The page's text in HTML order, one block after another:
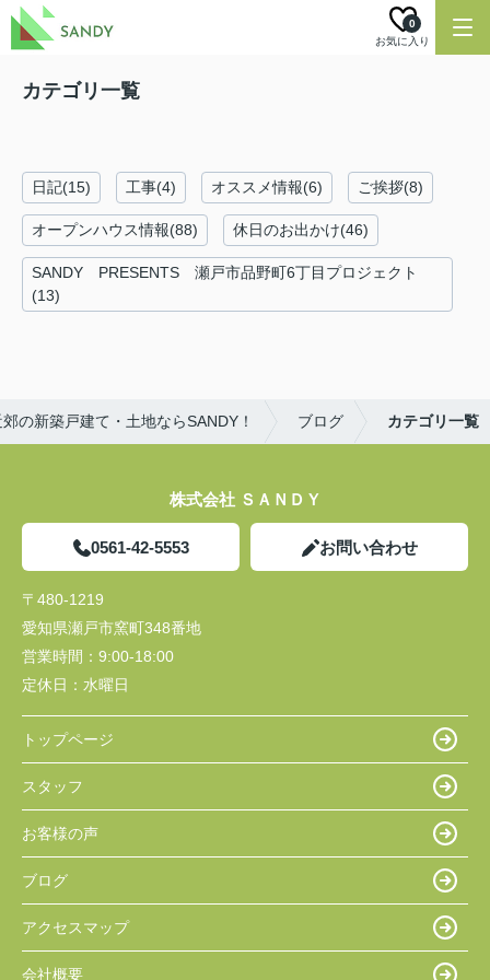
お気に入り
0
カテゴリ一覧
日記(15) 工事(4) オススメ情報(6) ご挨拶(8)
オープンハウス情報(88) 休日のお出かけ(46)
SANDY PRESENTS 瀬戸市品野町6丁目プロジェクト
(13)
の新築戸建て・土地ならSANDY！ ブログ カテゴリ一覧
株式会社 ＳＡＮＤＹ
0561-42-5553 お問い合わせ
〒480-1219
愛知県瀬戸市窯町348番地
営業時間： 9:00-18:00
定休日： 水曜日
トップページ
スタッフ
お客様の声
ブログ
アクセスマップ
会社概要